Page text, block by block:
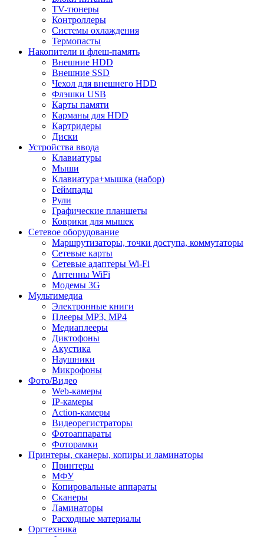
TV-тюнеры
Контроллеры
Системы охлаждения
Термопасты
Накопители и флеш-память
Внешние HDD
Внешние SSD
Чехол для внешнего HDD
Флэшки USB
Карты памяти
Карманы для HDD
Картридеры
Диски
Устройства ввода
Клавиатуры
Мыши
Клавиатура+мышка (набор)
Геймпады
Рули
Графические планшеты
Коврики для мышек
Сетевое оборудование
Маршрутизаторы, точки доступа, коммутаторы
Сетевые карты
Сетевые адаптеры Wi-Fi
Антенны WiFi
Модемы 3G
Мультимедиа
Электронные книги
Плееры MP3, MP4
Медиаплееры
Диктофоны
Акустика
Наушники
Микрофоны
Фото/Видео
Web-камеры
IP-камеры
Action-камеры
Видеорегистраторы
Фотоаппараты
Фоторамки
Принтеры, сканеры, копиры и ламинаторы
Принтеры
МФУ
Копировальные аппараты
Сканеры
Ламинаторы
Расходные материалы
Оргтехника